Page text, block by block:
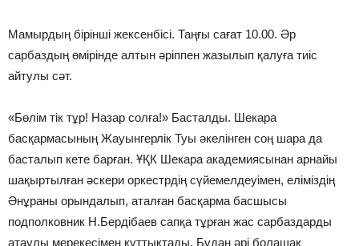
Мамырдың бірінші жексенбісі. Таңғы сағат 10.00. Әр
сарбаздың өмірінде алтын әріппен жазылып қалуға тиіс
айтулы сәт.
«Бөлім тік тұр! Назар солға!» Басталды. Шекара
басқармасының Жауынгерлік Туы әкелінген соң шара да
басталып кете барған. ҰҚК Шекара академиясынан арнайы
шақыртылған әскери оркестрдің сүйемелдеуімен, еліміздің
Әнұраны орындалып, аталған басқарма басшысы
подполковник Н.Бердібаев сапқа тұрған жас сарбаздарды
атаулы мерекесімен құттықтады. Бұдан әрі болашақ